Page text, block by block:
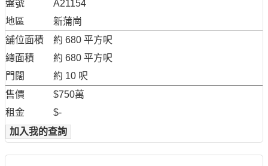
盤號
A21154
地區
新蒲崗
舖位面積
約 680 平方呎
總面積
約 680 平方呎
門闊
約 10 呎
售價
$750萬
租金
$-
加入我的查詢